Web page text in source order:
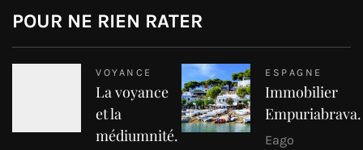
POUR NE RIEN RATER
VOYANCE
La voyance
et la
médiumnité.
ESPAGNE
Immobilier
Empuriabrava.
Eago